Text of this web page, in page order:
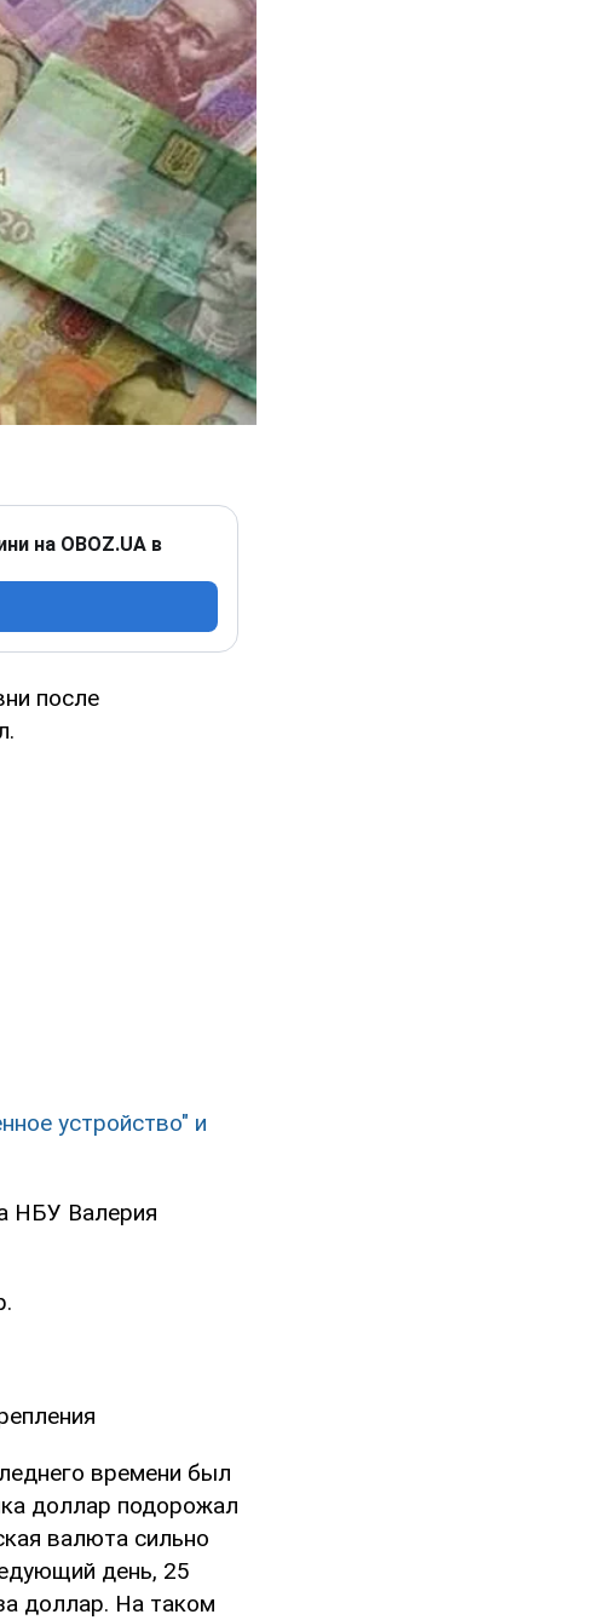
на OBOZ.UA в
после
устройство" и
НБУ Валерия
времени был
доллар подорожал
валюта сильно
день, 25
доллар. На таком